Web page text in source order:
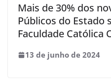
Mais de 30% dos
Públicos do Estado
Faculdade Católica
13 de junho de 2024